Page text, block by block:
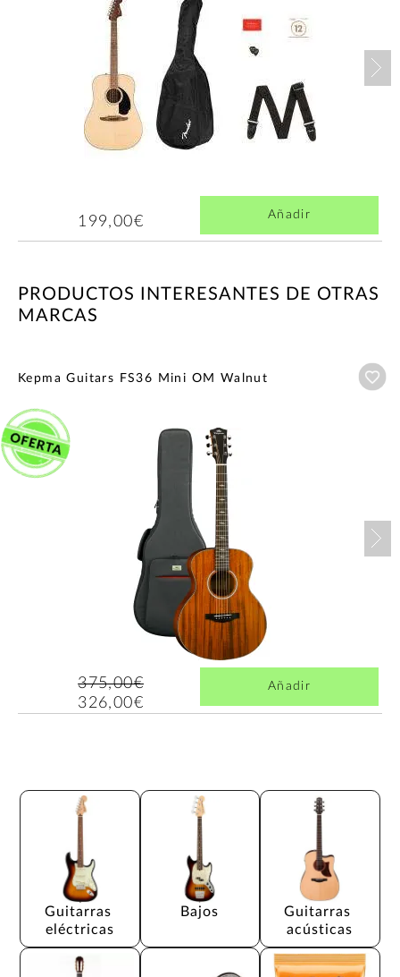
199,00€ Añadir
PRODUCTOS INTERESANTES DE OTRAS
MARCAS
Kepma Guitars FS36 Mini OM Walnut
375,00€
326,00€
Añadir
Guitarras
eléctricas
Bajos
Guitarras
acústicas